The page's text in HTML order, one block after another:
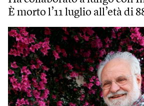
È morto l’11 luglio all’età di